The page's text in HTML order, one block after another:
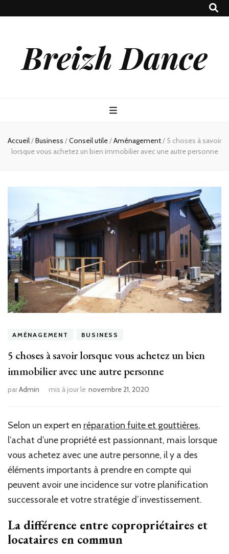
Breizh Dance
Accueil/Business /Conseil utile/Aménagement/ 5 choses à savoir
lorsque vous achetez un bien immobilier avec une autre personne
AMÉNAGEMENT BUSINESS
5 choses à savoir lorsque vous achetez un bien
immobilier avec une autre personne
parAdmin mis à jour le novembre 21, 2020
Selon un expert en réparation fuite et gouttières,
l’achat d’une propriété est passionnant, mais lorsque
vous achetez avec une autre personne, il y a des
éléments importants à prendre en compte qui
peuvent avoir une incidence sur votre planification
successorale et votre stratégie d’investissement.
La différence entre copropriétaires et
locataires en commun